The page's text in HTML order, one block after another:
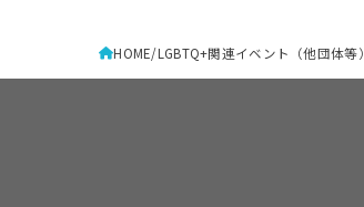
HOME LGBTQ+関連イベント（他団体等）